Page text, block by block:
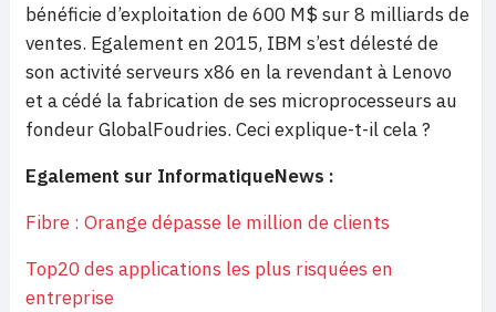
bénéficie d’exploitation de 600 M$ sur 8 milliards de
ventes. Egalement en 2015, IBM s’est délesté de
son activité serveurs x86 en la revendant à Lenovo
et a cédé la fabrication de ses microprocesseurs au
fondeur GlobalFoudries. Ceci explique-t-il cela ?
Egalement sur InformatiqueNews :
Fibre : Orange dépasse le million de clients
Top20 des applications les plus risquées en
entreprise